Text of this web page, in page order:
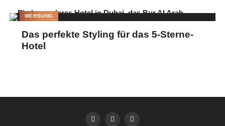
WERBUNG
Das perfekte Styling für das 5-Sterne-
Hotel